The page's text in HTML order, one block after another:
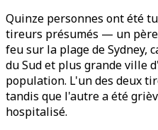
Quinze personnes ont été
tireurs présumés — un
feu sur la plage de Sydney,
du Sud et plus grande ville
population. L'un des deux
tandis que l'autre a été
hospitalisé.